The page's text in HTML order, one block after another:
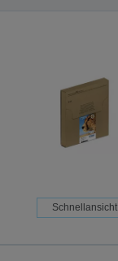
Schnellansicht